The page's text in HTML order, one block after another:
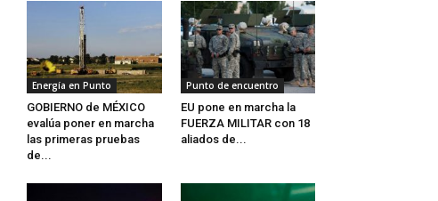
Energía en Punto
GOBIERNO de MÉXICO
evalúa poner en marcha
las primeras pruebas
de...
Punto de encuentro
EU pone en marcha la
FUERZA MILITAR con 18
aliados de...